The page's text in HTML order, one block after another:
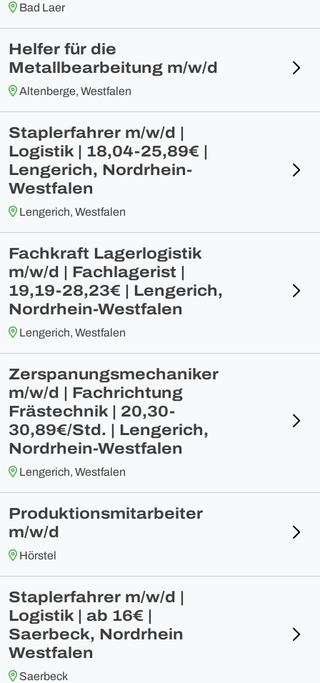
Bad Laer
Helfer für die
Metallbearbeitung m/w/d
Altenberge, Westfalen
Staplerfahrer m/w/d |
Logistik | 18,04-25,89€ |
Lengerich, Nordrhein-
Westfalen
Lengerich, Westfalen
Fachkraft Lagerlogistik
m/w/d | Fachlagerist |
19,19-28,23€ | Lengerich,
Nordrhein-Westfalen
Lengerich, Westfalen
Zerspanungsmechaniker
m/w/d | Fachrichtung
Frästechnik | 20,30-
30,89€/Std. | Lengerich,
Nordrhein-Westfalen
Lengerich, Westfalen
Produktionsmitarbeiter
m/w/d
Hörstel
Staplerfahrer m/w/d |
Logistik | ab 16€ |
Saerbeck, Nordrhein
Westfalen
Saerbeck